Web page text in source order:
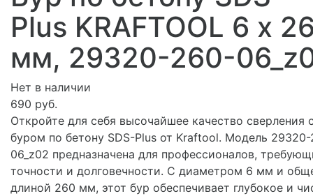
Plus KRAFTOOL 6 х
мм, 29320-260-
Нет в наличии
690 руб.
Откройте для себя высочайшее качество сверления
буром по бетону SDS-Plus от Kraftool. Модель
06_z02 предназначена для профессионалов,
точности и долговечности. С диаметром 6 мм и
длиной 260 мм, этот бур обеспечивает глубокое и